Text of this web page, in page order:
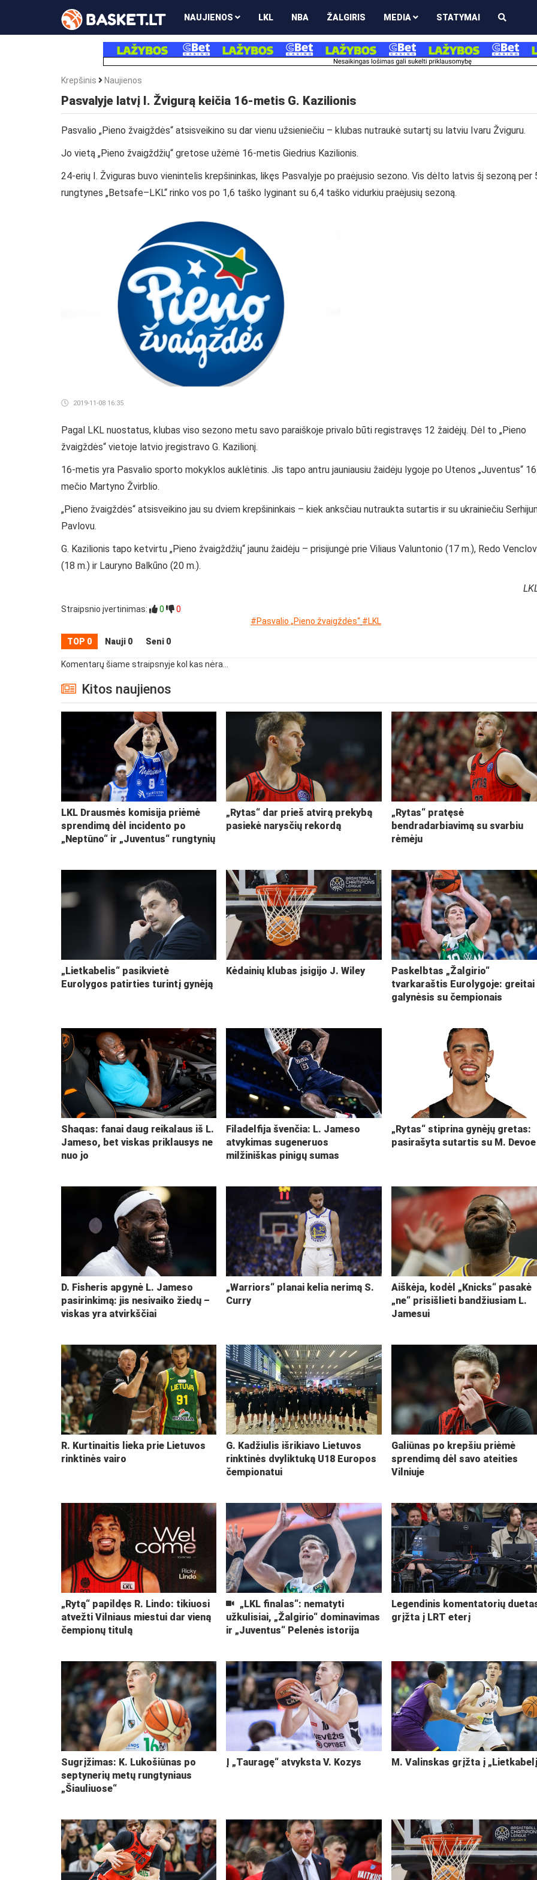
NAUJIENOS LKL NBA ŽALGIRIS MEDIA STATYMAI
Krepšinis Naujienos
Pasvalyje latvį I. Žvigurą keičia 16-metis G. Kazilionis
Pasvalio „Pieno žvaigždės“ atsisveikino su dar vienu užsieniečiu – klubas nutraukė sutartį su latviu Ivaru Žviguru.
Jo vietą „Pieno žvaigždžių“ gretose užėmė 16-metis Giedrius Kazilionis.
24-erių I. Žviguras buvo vienintelis krepšininkas, likęs Pasvalyje po praėjusio sezono. Vis dėlto latvis šį sezoną per
rungtynes „Betsafe–LKL“ rinko vos po 1,6 taško lyginant su 6,4 taško vidurkiu praėjusių sezoną.
2019-11-08 16:35
Pagal LKL nuostatus, klubas viso sezono metu savo paraiškoje privalo būti registravęs 12 žaidėjų. Dėl to „Pieno
žvaigždės“ vietoje latvio įregistravo G. Kazilionį.
16-metis yra Pasvalio sporto mokyklos auklėtinis. Jis tapo antru jauniausiu žaidėju lygoje po Utenos „Juventus“
mečio Martyno Žvirblio.
„Pieno žvaigždės“ atsisveikino jau su dviem krepšininkais – kiek anksčiau nutraukta sutartis ir su ukrainiečiu
Pavlovu.
G. Kazilionis tapo ketvirtu „Pieno žvaigždžių“ jaunu žaidėju – prisijungė prie Viliaus Valuntonio (17 m.), Redo
(18 m.) ir Lauryno Balkūno (20 m.).
Straipsnio įvertinimas: 0
0
#Pasvalio „Pieno žvaigždės“ #LKL
TOP 0 Nauji 0 Seni 0
Komentarų šiame straipsnyje kol kas nėra...
Kitos naujienos
LKL Drausmės komisija priėmė
sprendimą dėl incidento po
„Neptūno“ ir „Juventus“ rungtynių
„Rytas“ dar prieš atvirą prekybą
pasiekė narysčių rekordą
„Rytas“ pratęsė
bendradarbiavimą su svarbiu
rėmėju
„Lietkabelis“ pasikvietė
Eurolygos patirties turintį gynėją
Kėdainių klubas įsigijo J. Wiley
Paskelbtas „Žalgirio“
tvarkaraštis Eurolygoje: greitai
galynėsis su čempionais
Shaqas: fanai daug reikalaus iš L.
Jameso, bet viskas priklausys ne
nuo jo
Filadelfija švenčia: L. Jameso
atvykimas sugeneruos
milžiniškas pinigų sumas
„Rytas“ stiprina gynėjų gretas:
pasirašyta sutartis su M. Devoe
D. Fisheris apgynė L. Jameso
pasirinkimą: jis nesivaiko žiedų –
viskas yra atvirkščiai
„Warriors“ planai kelia nerimą S.
Curry
Aiškėja, kodėl „Knicks“ pasakė
„ne“ prisišlieti bandžiusiam L.
Jamesui
R. Kurtinaitis lieka prie Lietuvos
rinktinės vairo
G. Kadžiulis išrikiavo Lietuvos
rinktinės dvyliktuką U18 Europos
čempionatui
Galiūnas po krepšiu priėmė
sprendimą dėl savo ateities
Vilniuje
„Rytą“ papildęs R. Lindo: tikiuosi
atvežti Vilniaus miestui dar vieną
čempionų titulą
„LKL finalas“: nematyti
užkulisiai, „Žalgirio“ dominavimas
ir „Juventus“ Pelenės istorija
Legendinis komentatorių
grįžta į LRT eterį
Sugrįžimas: K. Lukošiūnas po
septynerių metų rungtyniaus
„Šiauliuose“
Į „Tauragę“ atvyksta V. Kozys M. Valinskas grįžta į